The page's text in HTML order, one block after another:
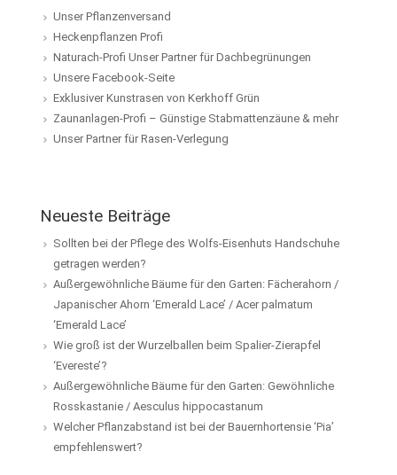
Unser Pflanzenversand
Heckenpflanzen Profi
Naturach-Profi Unser Partner für Dachbegrünungen
Unsere Facebook-Seite
Exklusiver Kunstrasen von Kerkhoff Grün
Zaunanlagen-Profi – Günstige Stabmattenzäune & mehr
Unser Partner für Rasen-Verlegung
Neueste Beiträge
Sollten bei der Pflege des Wolfs-Eisenhuts Handschuhe
getragen werden?
Außergewöhnliche Bäume für den Garten: Fächerahorn /
Japanischer Ahorn ‘Emerald Lace’ / Acer palmatum
‘Emerald Lace’
Wie groß ist der Wurzelballen beim Spalier-Zierapfel
‘Evereste’?
Außergewöhnliche Bäume für den Garten: Gewöhnliche
Rosskastanie / Aesculus hippocastanum
Welcher Pflanzabstand ist bei der Bauernhortensie ‘Pia’
empfehlenswert?